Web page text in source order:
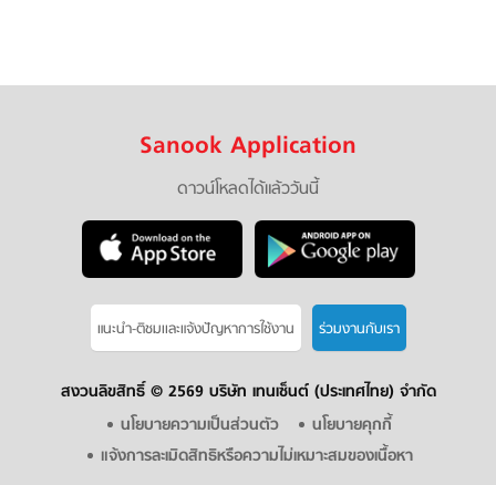
Sanook Application
ดาวน์โหลดได้แล้ววันนี้
แนะนำ-ติชมเเละแจ้งปัญหาการใช้งาน ร่วมงานกับเรา
สงวนลิขสิทธิ์ © 2569 บริษัท เทนเซ็นต์ (ประเทศไทย) จำกัด
นโยบายความเป็นส่วนตัว
นโยบายคุกกี้
แจ้งการละเมิดสิทธิหรือความไม่เหมาะสมของเนื้อหา